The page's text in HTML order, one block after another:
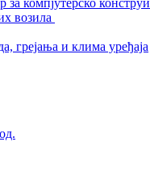
компјутерско
возила
грејања и клима уређаја